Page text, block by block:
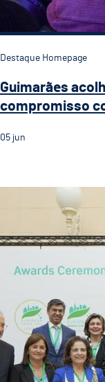
Destaque Homepage
Guimarães
compromisso
05 jun
Com o título de